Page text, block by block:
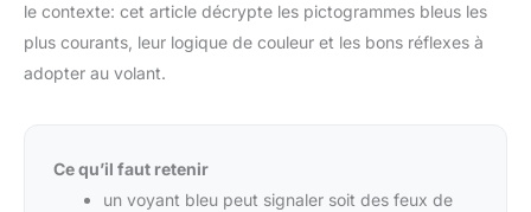
le contexte: cet article décrypte les pictogrammes bleus les
plus courants, leur logique de couleur et les bons réflexes à
adopter au volant.
Ce qu’il faut retenir
un voyant bleu peut signaler soit des feux de